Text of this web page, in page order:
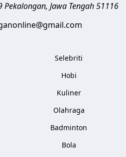
Pekalongan, Jawa Tengah51116
Selebriti
Hobi
Kuliner
Olahraga
Badminton
Bola